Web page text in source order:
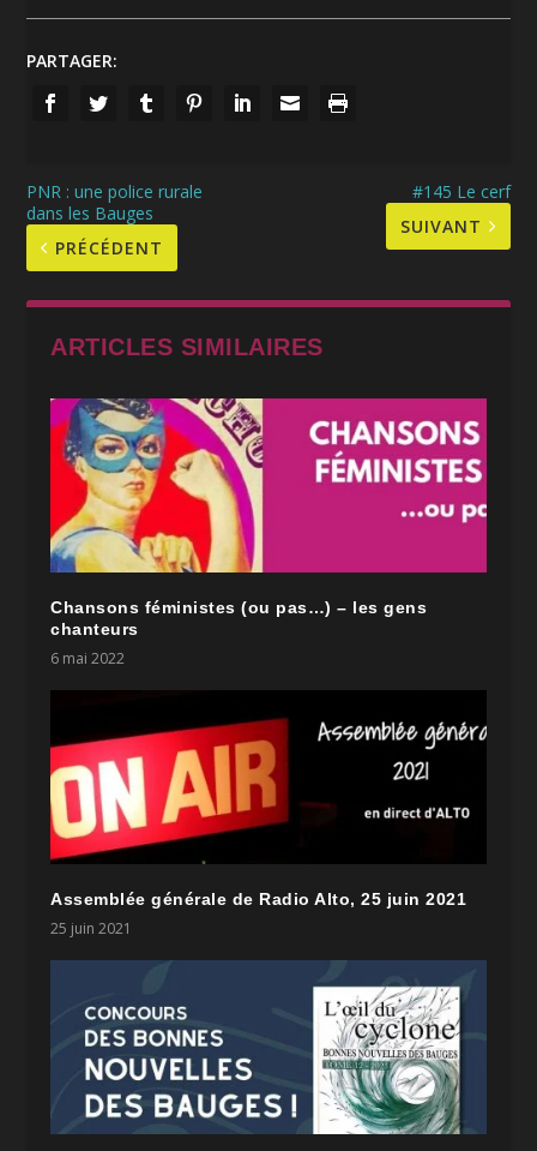
PARTAGER:
PNR : une police rurale
dans les Bauges
PRÉCÉDENT
#145 Le cerf
SUIVANT
ARTICLES SIMILAIRES
Chansons féministes (ou pas…) – les gens
chanteurs
6 mai 2022
Assemblée générale de Radio Alto, 25 juin 2021
25 juin 2021